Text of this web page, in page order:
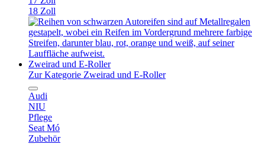
18 Zoll
Zweirad und E-Roller
Zur Kategorie Zweirad und E-Roller
Audi
NIU
Pflege
Seat Mó
Zubehör